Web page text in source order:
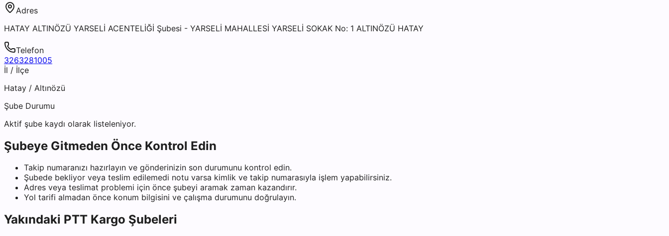
Adres
HATAY ALTINÖZÜ YARSELİ ACENTELİĞİ Şubesi - YARSELİ MAHALLESİ YARSELİ SOKAK No: 1 ALTINÖZÜ HATAY
Telefon
3263281005
İl / İlçe
Hatay / Altınözü
Şube Durumu
Aktif şube kaydı olarak listeleniyor.
Şubeye Gitmeden Önce Kontrol Edin
Takip numaranızı hazırlayın ve gönderinizin son durumunu kontrol edin.
Şubede bekliyor veya teslim edilemedi notu varsa kimlik ve takip numarasıyla işlem yapabilirsiniz.
Adres veya teslimat problemi için önce şubeyi aramak zaman kazandırır.
Yol tarifi almadan önce konum bilgisini ve çalışma durumunu doğrulayın.
Yakındaki PTT Kargo Şubeleri